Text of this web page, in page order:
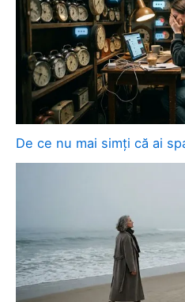
De ce nu mai simți că ai